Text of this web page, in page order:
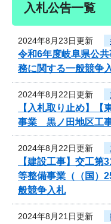
入札公告一覧
2024年8月23日更新
令和6年度岐阜県公
務に関する一般競争
2024年8月22日更新
【入札取り止め】【
事業 黒ノ田地区工
2024年8月22日更新
【建設工事】交工
等整備事業（（国）
般競争入札
2024年8月21日更新